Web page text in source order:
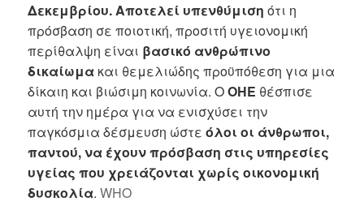
Δεκεμβρίου. Αποτελεί υπενθύμισηότι η
πρόσβαση σε ποιοτική, προσιτή υγειονομική
περίθαλψη είναι βασικό ανθρώπινο
δικαίωμα και θεμελιώδης προϋπόθεση για μια
δίκαιη και βιώσιμη κοινωνία. ΟΟΗΕ θέσπισε
αυτή την ημέρα για να ενισχύσει την
παγκόσμια δέσμευση ώστεόλοι οι άνθρωποι,
παντού, να έχουν πρόσβαση στις υπηρεσίες
υγείας που χρειάζονται χωρίς οικονομική
δυσκολία.WHO